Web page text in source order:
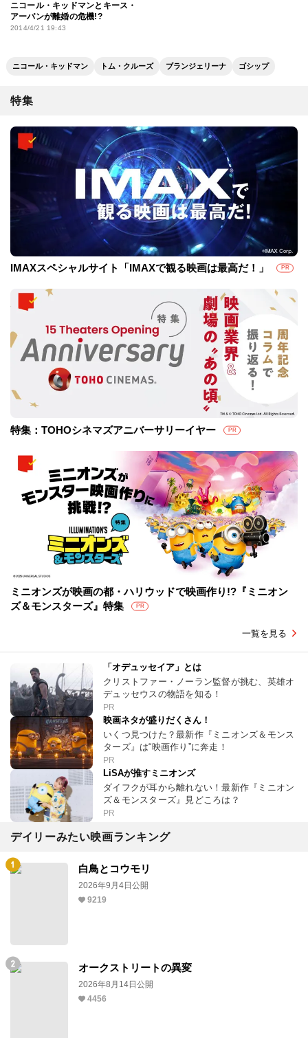
ニコール・キッドマンとキース・
アーバンが離婚の危機!?
2014/4/21 19:43
ニコール・キッドマン トム・クルーズ ブランジェリーナ ゴシップ
特集
IMAXスペシャルサイト「IMAXで観る映画は最高だ！」 PR
特集：TOHOシネマズアニバーサリーイヤー PR
ミニオンズが映画の都・ハリウッドで映画作り!?『ミニオン
ズ＆モンスターズ』特集
PR
一覧を見る
「オデュッセイア」とは
クリストファー・ノーラン監督が挑む、英雄オ
デュッセウスの物語を知る！
PR
映画ネタが盛りだくさん！
いくつ見つけた？最新作『ミニオンズ＆モンス
ターズ』は“映画作り”に奔走！
PR
LiSAが推すミニオンズ
ダイフクが耳から離れない！最新作『ミニオン
ズ＆モンスターズ』見どころは？
PR
デイリーみたい映画ランキング
白鳥とコウモリ
2026年9月4日公開
9219
オークストリートの異変
2026年8月14日公開
4456